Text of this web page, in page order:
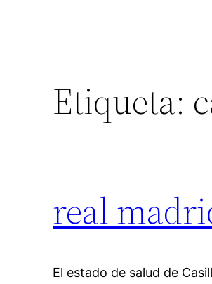
Etiqueta:
real
El estado de salud de